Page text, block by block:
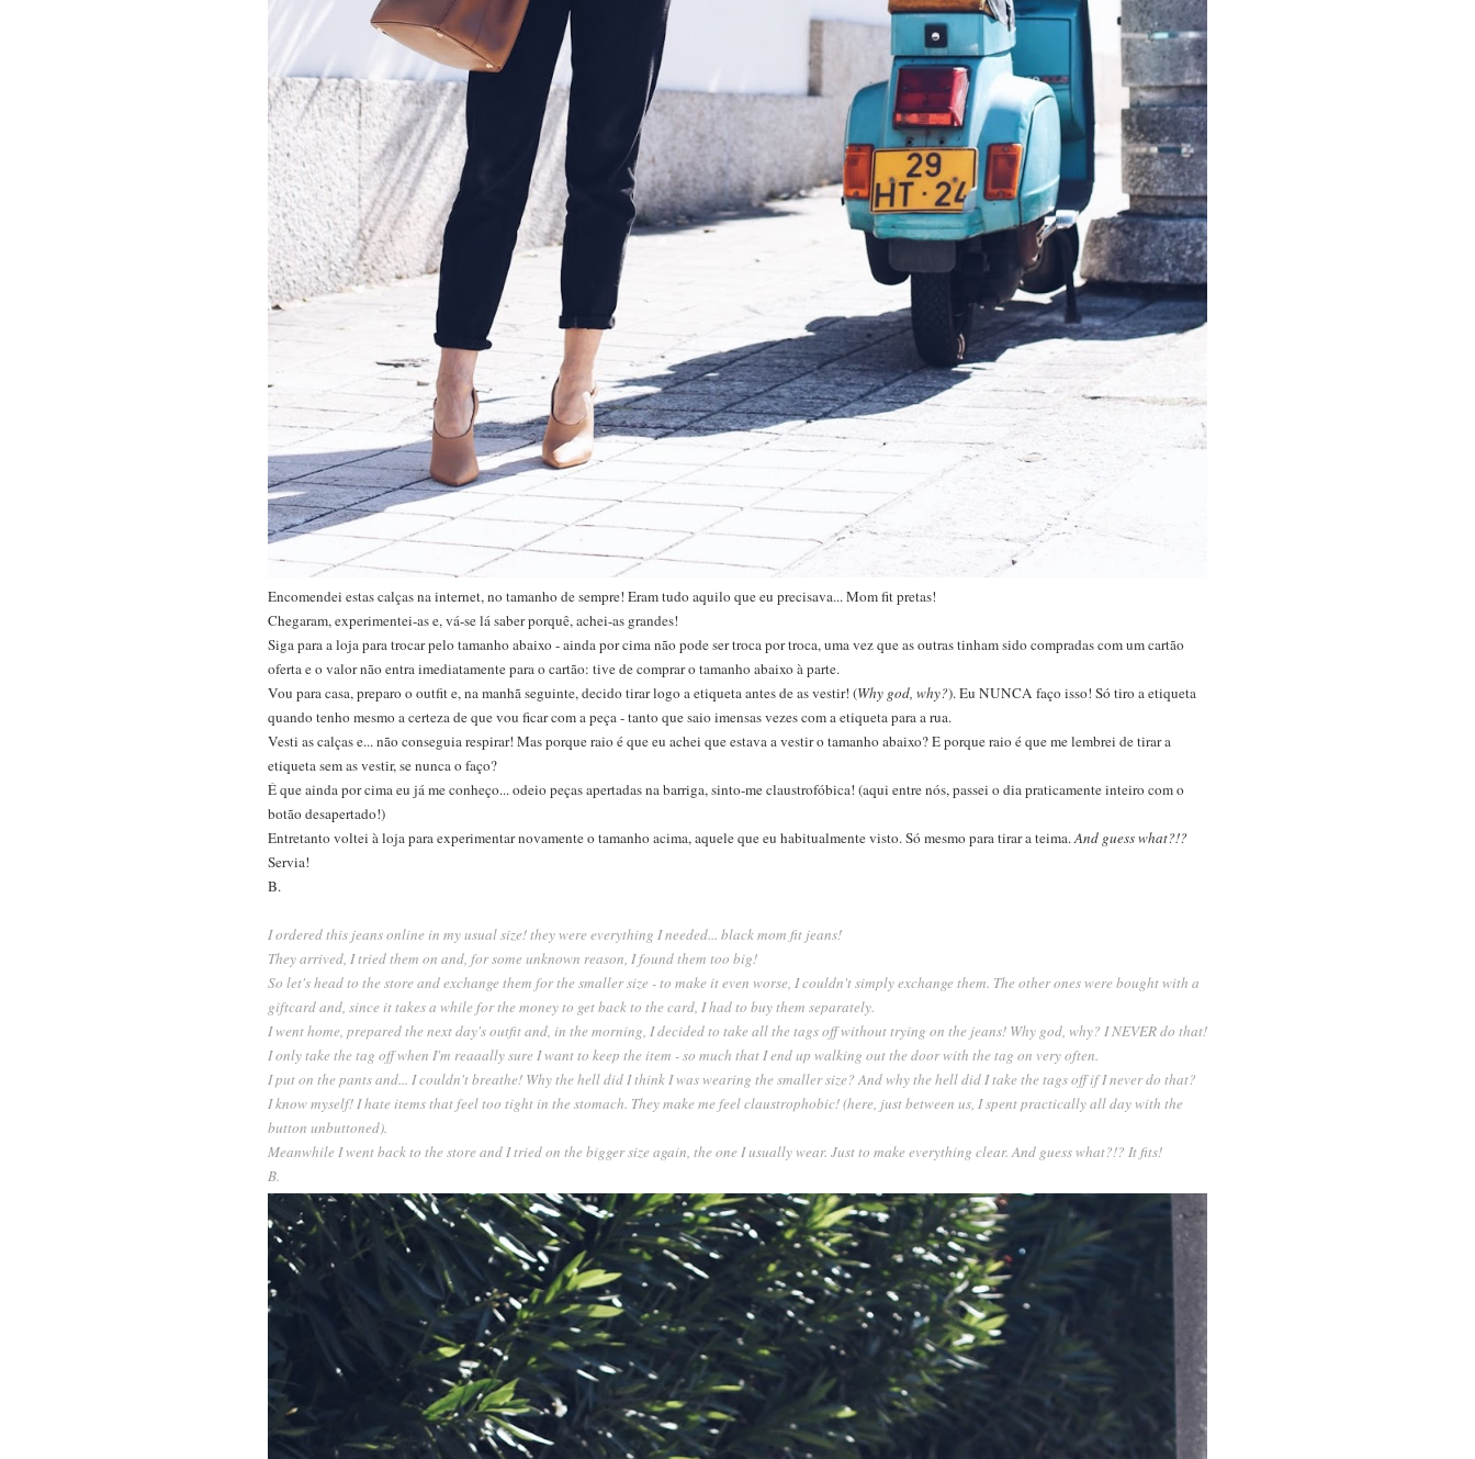
Encomendei estas calças na internet, no tamanho de sempre! Eram tudo aquilo que eu precisava... Mom fit pretas!
Chegaram, experimentei-as e, vá-se lá saber porquê, achei-as grandes!
Siga para a loja para trocar pelo tamanho abaixo - ainda por cima não pode ser troca por troca, uma vez que as outras tinham sido compradas com um cartão
oferta e o valor não entra imediatamente para o cartão: tive de comprar o tamanho abaixo à parte.
Vou para casa, preparo o outfit e, na manhã seguinte, decido tirar logo a etiqueta antes de as vestir! (Why god, why?). Eu NUNCA faço isso! Só tiro a etiqueta
quando tenho mesmo a certeza de que vou ficar com a peça - tanto que saio imensas vezes com a etiqueta para a rua.
Vesti as calças e... não conseguia respirar! Mas porque raio é que eu achei que estava a vestir o tamanho abaixo? E porque raio é que me lembrei de tirar a
etiqueta sem as vestir, se nunca o faço?
É que ainda por cima eu já me conheço... odeio peças apertadas na barriga, sinto-me claustrofóbica! (aqui entre nós, passei o dia praticamente inteiro com o
botão desapertado!)
Entretanto voltei à loja para experimentar novamente o tamanho acima, aquele que eu habitualmente visto. Só mesmo para tirar a teima.And guess what?!?
Servia!
B.
I ordered this jeans online in my usual size! they were everything I needed... black mom fit jeans!
They arrived, I tried them on and, for some unknown reason, I found them too big!
So let's head to the store and exchange them for the smaller size - to make it even worse, I couldn't simply exchange them. The other ones were bought with a
giftcard and, since it takes a while for the money to get back to the card, I had to buy them separately.
I went home, prepared the next day's outfit and, in the morning, I decided to take all the tags off without trying on the jeans! Why god, why? I NEVER do that!
I only take the tag off when I'm reaaally sure I want to keep the item - so much that I end up walking out the door with the tag on very often.
I put on the pants and... I couldn't breathe! Why the hell did I think I was wearing the smaller size? And why the hell did I take the tags off if I never do that?
I know myself! I hate items that feel too tight in the stomach. They make me feel claustrophobic! (here, just between us, I spent practically all day with the
button unbuttoned).
Meanwhile I went back to the store and I tried on the bigger size again, the one I usually wear. Just to make everything clear. And guess what?!? It fits!
B.